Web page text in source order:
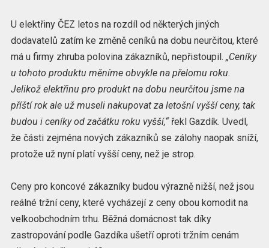
U elektřiny ČEZ letos na rozdíl od některých jiných
dodavatelů zatím ke změně ceníků na dobu neurčitou, které
má u firmy zhruba polovina zákazníků, nepřistoupil. „Ceníky
u tohoto produktu měníme obvykle na přelomu roku.
Jelikož elektřinu pro produkt na dobu neurčitou jsme na
příští rok ale už museli nakupovat za letošní vyšší ceny, tak
budou i ceníky od začátku roku vyšší,“řekl Gazdík. Uvedl,
že části zejména nových zákazníků se zálohy naopak sníží,
protože už nyní platí vyšší ceny, než je strop.
Ceny pro koncové zákazníky budou výrazně nižší, než jsou
reálné tržní ceny, které vycházejí z ceny obou komodit na
velkoobchodním trhu. Běžná domácnost tak díky
zastropování podle Gazdíka ušetří oproti tržním cenám